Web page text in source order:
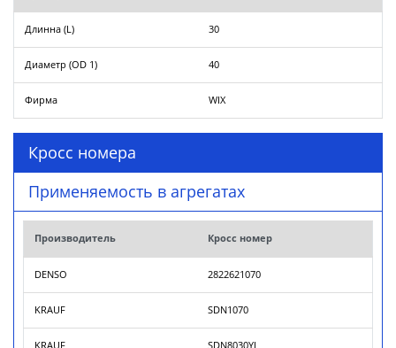
Длинна (L) 30
Диаметр (OD 1) 40
Фирма WIX
Кросс номера
Применяемость в агрегатах
Производитель Кросс номер
DENSO 2822621070
KRAUF SDN1070
KRAUF SDN8030YJ